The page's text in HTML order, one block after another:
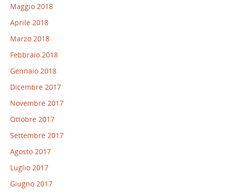
Maggio 2018
Aprile 2018
Marzo 2018
Febbraio 2018
Gennaio 2018
Dicembre 2017
Novembre 2017
Ottobre 2017
Settembre 2017
Agosto 2017
Luglio 2017
Giugno 2017